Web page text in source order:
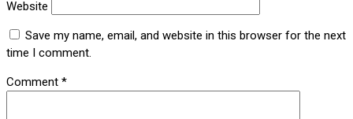
Website
Save my name, email, and website in this browser for the next
time I comment.
Comment *